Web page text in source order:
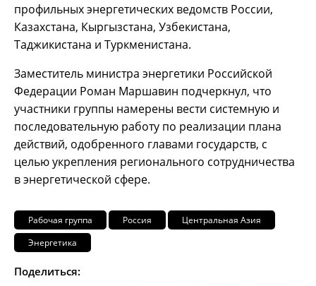
профильных энергетических ведомств России,
Казахстана, Кыргызстана, Узбекистана,
Таджикистана и Туркменистана.
Заместитель министра энергетики Российской
Федерации Роман Маршавин подчеркнул, что
участники группы намерены вести системную и
последовательную работу по реализации плана
действий, одобренного главами государств, с
целью укрепления регионального сотрудничества
в энергетической сфере.
Рабочая группа Россия
Центральная Азия
Энергетика
Поделиться: